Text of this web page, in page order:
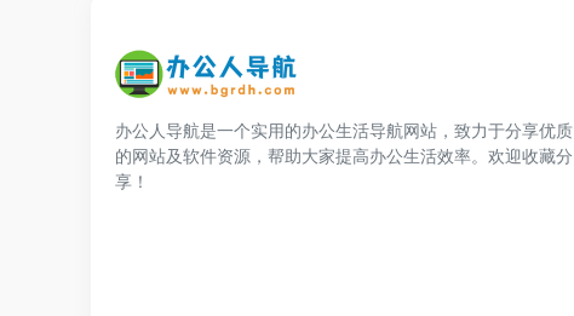
办公人导航是一个实用的办公生活导航网站，致力于分享优质
的网站及软件资源，帮助大家提高办公生活效率。欢迎收藏分
享！